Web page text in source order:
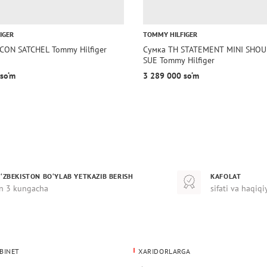
SATCHEL Tommy Hilfiger
TOMMY HILFIGER
Сумка TH STATEMENT MINI
SUE Tommy Hilfiger
3 289 000 so‘m
BO‘YLAB YETKAZIB BERISH
3 kungacha
KAFOLAT
sifati va
XARIDORLARGA